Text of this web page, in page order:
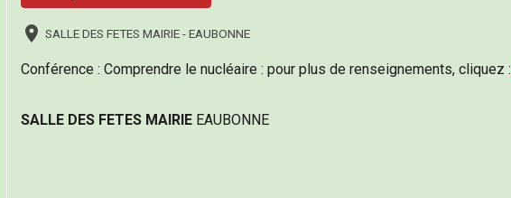
SALLE DES FETES MAIRIE - EAUBONNE
Conférence : Comprendre le nucléaire : pour plus de renseignements, cliquez :
SALLE DES FETES MAIRIEEAUBONNE